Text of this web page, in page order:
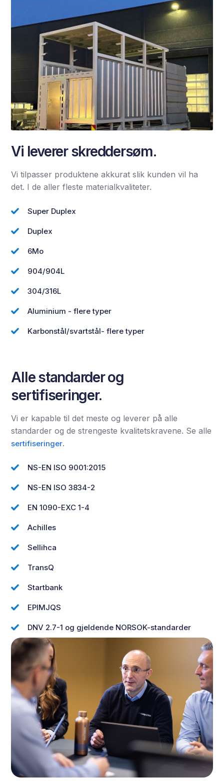
Vi leverer skreddersøm.
Vi tilpasser produktene akkurat slik kunden vil ha
det. I de aller fleste materialkvaliteter.
Super Duplex
Duplex
6Mo
904/904L
304/316L
Aluminium - flere typer
Karbonstål/svartstål- flere typer
Alle standarder og
sertifiseringer.
Vi er kapable til det meste og leverer på alle
standarder og de strengeste kvalitetskravene. Se alle
sertifiseringer.
NS-EN ISO 9001:2015
NS-EN ISO 3834-2
EN 1090-EXC 1-4
Achilles
Sellihca
TransQ
Startbank
EPIMJQS
DNV 2.7-1 og gjeldende NORSOK-standarder